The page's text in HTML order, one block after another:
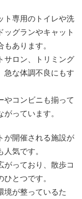
ト専用のトイレや洗
ッグランやキャット
あります。
サロン、トリミング
急な体調不良にもす
やコンビニも揃って
っています。
が開催される施設が
気です。
がっており、散歩コ
とつです。
境が整っているた